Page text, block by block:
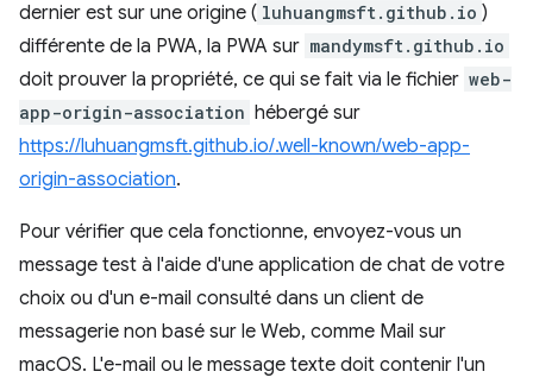
dernier est sur une origine ( luhuangmsft.github.io )
différente de la PWA, la PWA sur mandymsft.github.io
doit prouver la propriété, ce qui se fait via le fichier web-
app-origin-association hébergé sur
https://luhuangmsft.github.io/.well-known/web-app-
origin-association.
Pour vérifier que cela fonctionne, envoyez-vous un
message test à l'aide d'une application de chat de votre
choix ou d'un e-mail consulté dans un client de
messagerie non basé sur le Web, comme Mail sur
macOS. L'e-mail ou le message texte doit contenir l'un